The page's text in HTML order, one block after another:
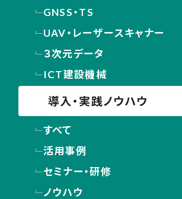
GNSS・TS
UAV・レーザースキャナー
３次元データ
ICT建設機械
導入・実践ノウハウ
すべて
活用事例
セミナー・研修
ノウハウ